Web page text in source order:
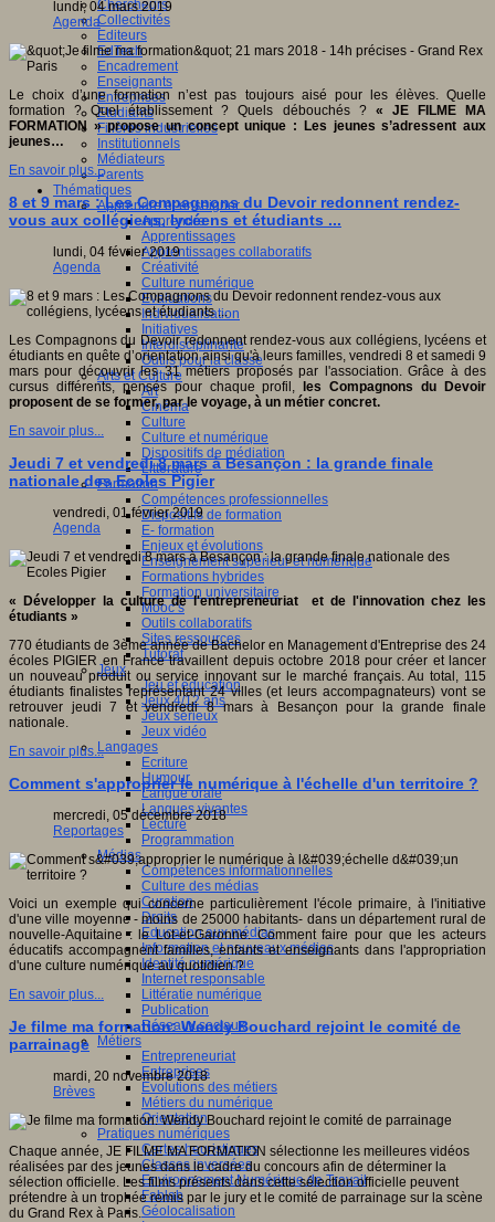
Chercheurs
Collectivités
Editeurs
EdTech
Encadrement
Enseignants
Entreprises
Etudiants
Filières industrielles
Institutionnels
Médiateurs
Parents
Thématiques
Apprendre et enseigner
Apprendre
Apprentissages
Apprentissages collaboratifs
Créativité
Culture numérique
Evaluations
Individualisation
Initiatives
Interdisciplinarité
Outils pour la classe
Arts et Culture
Art
Cinéma
Culture
Culture et numérique
Dispositifs de médiation
Littérature
Formation
Compétences professionnelles
Dispositifs de formation
E- formation
Enjeux et évolutions
Enseignement supérieur et numérique
Formations hybrides
Formation universitaire
Mooc’s
Outils collaboratifs
Sites ressources
Tutorat
Jeux
Jeu et éducation
Jeux 4/12 ans
Jeux sérieux
Jeux vidéo
Langages
Ecriture
Humour
Langue orale
Langues vivantes
Lecture
Programmation
Médias
Compétences informationnelles
Culture des médias
Curation
Droits
Education aux médias
Information et nouveaux médias
Identité numérique
Internet responsable
Littératie numérique
Publication
Réseaux sociaux
Métiers
Entrepreneuriat
Entreprises
Evolutions des métiers
Métiers du numérique
Orientation
Pratiques numériques
Cartes heuristiques
Classes inversées
Environnement Numérique de Travail
Fablab
Géolocalisation
lundi, 04 mars 2019
Agenda
Le choix d’une formation n’est pas toujours aisé pour les élèves. Quelle
formation ? Quel établissement ? Quels débouchés ? « JE FILME MA
FORMATION » propose un concept unique : Les jeunes s’adressent aux
jeunes…
En savoir plus...
8 et 9 mars : Les Compagnons du Devoir redonnent rendez-
vous aux collégiens, lycéens et étudiants ...
lundi, 04 février 2019
Agenda
Les Compagnons du Devoir redonnent rendez-vous aux collégiens, lycéens et
étudiants en quête d’orientation ainsi qu'à leurs familles, vendredi 8 et samedi 9
mars pour découvrir les 31 métiers proposés par l'association. Grâce à des
cursus différents, pensés pour chaque profil,
les Compagnons du Devoir
proposent de se former, par le voyage, à un métier concret.
En savoir plus...
Jeudi 7 et vendredi 8 mars à Besançon : la grande finale
nationale des Ecoles Pigier
vendredi, 01 février 2019
Agenda
« Développer la culture de l'entrepreneuriat et de l'innovation chez les
étudiants »
770 étudiants de 3ème année de Bachelor en Management d'Entreprise des 24
écoles PIGIER en France travaillent depuis octobre 2018 pour créer et lancer
un nouveau produit ou service innovant sur le marché français. Au total, 115
étudiants finalistes représentant 24 villes (et leurs accompagnateurs) vont se
retrouver jeudi 7 et vendredi 8 mars à Besançon pour la grande finale
nationale.
En savoir plus...
Comment s'approprier le numérique à l'échelle d'un territoire ?
mercredi, 05 décembre 2018
Reportages
Voici un exemple qui concerne particulièrement l'école primaire, à l'initiative
d'une ville moyenne - moins de 25000 habitants- dans un département rural de
nouvelle-Aquitaine : le Lot-et-Garonne. Comment faire pour que les acteurs
éducatifs accompagnent familles, enfants et enseignants dans l'appropriation
d'une culture numérique au quotidien ?
En savoir plus...
Je filme ma formation: Wendy Bouchard rejoint le comité de
parrainage
mardi, 20 novembre 2018
Brèves
Chaque année, JE FILME MA FORMATION sélectionne les meilleures vidéos
réalisées par des jeunes dans le cadre du concours afin de déterminer la
sélection officielle. Les films présents dans cette sélection officielle peuvent
prétendre à un trophée remis par le jury et le comité de parrainage sur la scène
du Grand Rex à Paris.